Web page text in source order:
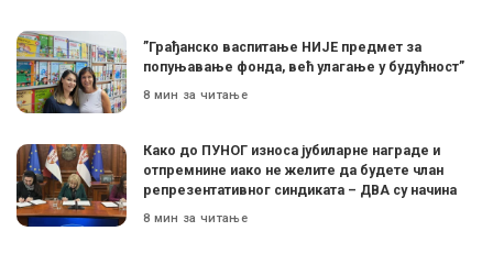
”Грађанско васпитање НИЈЕ предмет за
попуњавање фонда, већ улагање у будућност”
8 мин за читање
Како до ПУНОГ износа јубиларне награде и
отпремнине иако не желите да будете члан
репрезентативног синдиката – ДВА су начина
8 мин за читање